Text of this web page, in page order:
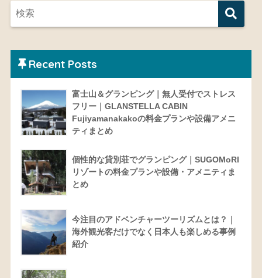
Recent Posts
富士山＆グランピング｜無人受付でストレス
フリー｜GLANSTELLA CABIN
Fujiyamanakakoの料金プランや設備アメニ
ティまとめ
個性的な貸別荘でグランピング｜SUGOMoRI
リゾートの料金プランや設備・アメニティま
とめ
今注目のアドベンチャーツーリズムとは？｜
海外観光客だけでなく日本人も楽しめる事例
紹介